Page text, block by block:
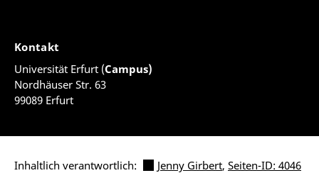
Kontakt
Universität Erfurt (Campus)
Nordhäuser Str. 63
99089 Erfurt
Inhaltlich verantwortlich: Jenny Girbert, Seiten-ID: 4046